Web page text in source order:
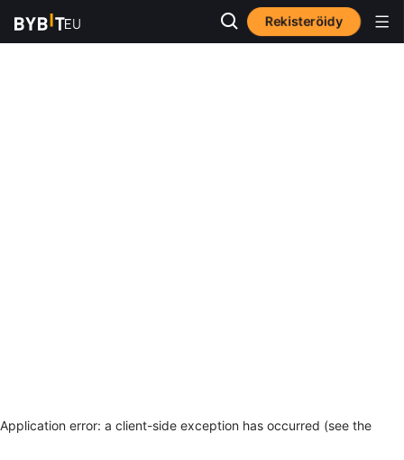
Rekisteröidy
Application error: a client-side exception has occurred (see the